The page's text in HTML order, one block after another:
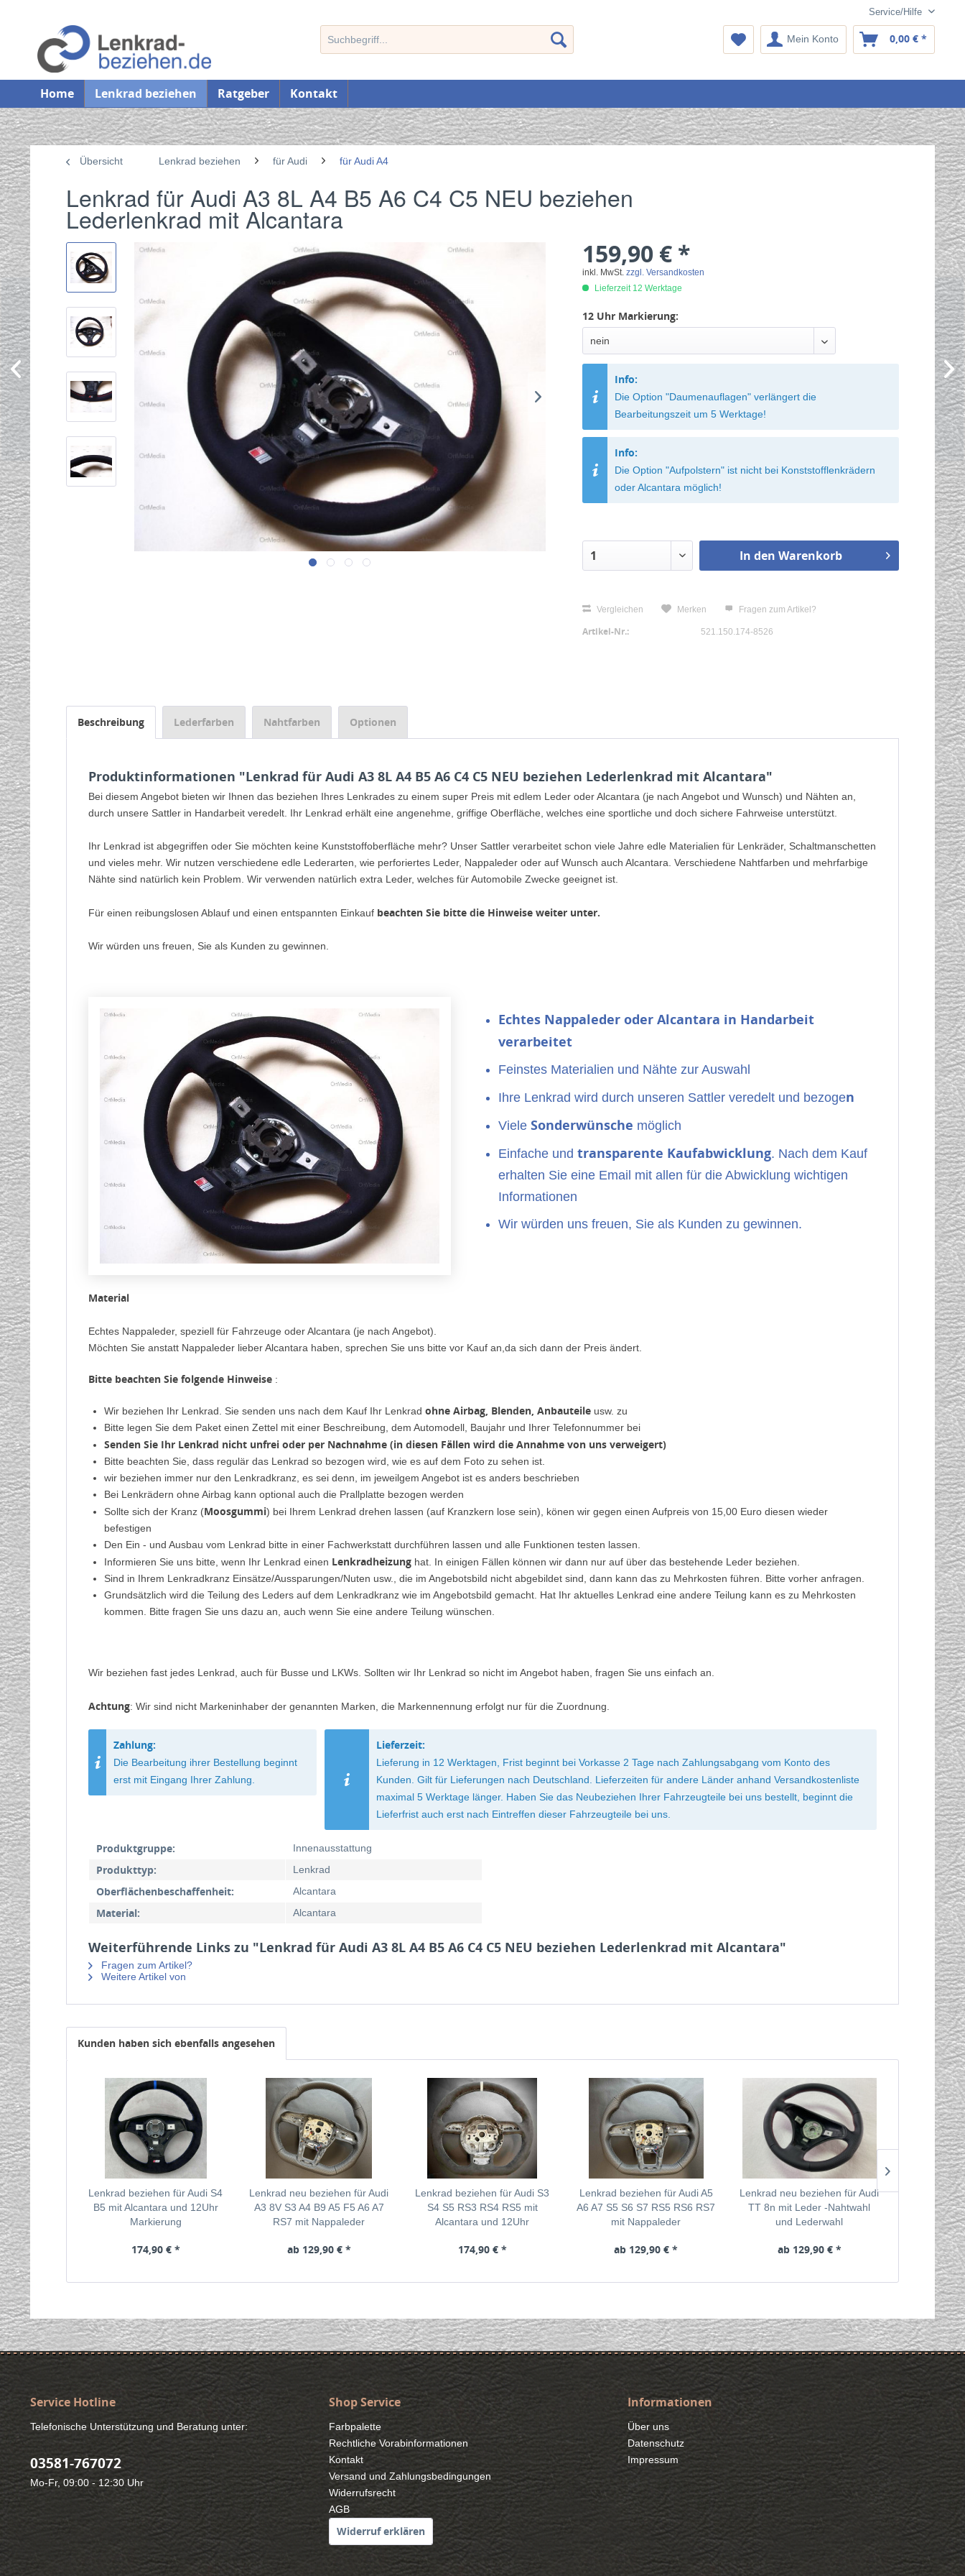
Service/Hilfe
Mein Konto 0,00 € *
Home Lenkrad beziehen Ratgeber Kontakt
Übersicht Lenkrad beziehen für Audi für Audi A4
Lenkrad für Audi A3 8L A4 B5 A6 C4 C5 NEU beziehen
Lederlenkrad mit Alcantara
159,90 € *
inkl. MwSt.zzgl. Versandkosten
Lieferzeit 12 Werktage
12 Uhr Markierung:
Info:
Die Option "Daumenauflagen" verlängert die
Bearbeitungszeit um 5 Werktage!
Info:
Die Option "Aufpolstern" ist nicht bei Konststofflenkrädern
oder Alcantara möglich!
In den Warenkorb
Fragen zum Artikel?
Vergleichen Merken
Artikel-Nr.: 521.150.174-8526
Beschreibung Lederfarben Nahtfarben Optionen
Produktinformationen "Lenkrad für Audi A3 8L A4 B5 A6 C4 C5 NEU beziehen Lederlenkrad mit Alcantara"
Bei diesem Angebot bieten wir Ihnen das beziehen Ihres Lenkrades zu einem super Preis mit edlem Leder oder Alcantara (je nach Angebot und Wunsch) und Nähten an,
durch unsere Sattler in Handarbeit veredelt. Ihr Lenkrad erhält eine angenehme, griffige Oberfläche, welches eine sportliche und doch sichere Fahrweise unterstützt.
Ihr Lenkrad ist abgegriffen oder Sie möchten keine Kunststoffoberfläche mehr? Unser Sattler verarbeitet schon viele Jahre edle Materialien für Lenkräder, Schaltmanschetten
und vieles mehr. Wir nutzen verschiedene edle Lederarten, wie perforiertes Leder, Nappaleder oder auf Wunsch auch Alcantara. Verschiedene Nahtfarben und mehrfarbige
Nähte sind natürlich kein Problem. Wir verwenden natürlich extra Leder, welches für Automobile Zwecke geeignet ist.
Für einen reibungslosen Ablauf und einen entspannten Einkauf beachten Sie bitte die Hinweise weiter unter.
Wir würden uns freuen, Sie als Kunden zu gewinnen.
Echtes Nappaleder oder Alcantara in Handarbeit
verarbeitet
Feinstes Materialien und Nähte zur Auswahl
Ihre Lenkrad wird durch unseren Sattler veredelt und bezogen
Viele Sonderwünsche möglich
Einfache und transparente Kaufabwicklung. Nach dem Kauf
erhalten Sie eine Email mit allen für die Abwicklung wichtigen
Informationen
Wir würden uns freuen, Sie als Kunden zu gewinnen.
Material
Echtes Nappaleder, speziell für Fahrzeuge oder Alcantara (je nach Angebot).
Möchten Sie anstatt Nappaleder lieber Alcantara haben, sprechen Sie uns bitte vor Kauf an,da sich dann der Preis ändert.
Bitte beachten Sie folgende Hinweise :
Wir beziehen Ihr Lenkrad. Sie senden uns nach dem Kauf Ihr Lenkrad ohne Airbag, Blenden, Anbauteile usw. zu
Bitte legen Sie dem Paket einen Zettel mit einer Beschreibung, dem Automodell, Baujahr und Ihrer Telefonnummer bei
Senden Sie Ihr Lenkrad nicht unfrei oder per Nachnahme (in diesen Fällen wird die Annahme von uns verweigert)
Bitte beachten Sie, dass regulär das Lenkrad so bezogen wird, wie es auf dem Foto zu sehen ist.
wir beziehen immer nur den Lenkradkranz, es sei denn, im jeweilgem Angebot ist es anders beschrieben
Bei Lenkrädern ohne Airbag kann optional auch die Prallplatte bezogen werden
Sollte sich der Kranz (Moosgummi) bei Ihrem Lenkrad drehen lassen (auf Kranzkern lose sein), könen wir gegen einen Aufpreis von 15,00 Euro diesen wieder
befestigen
Den Ein - und Ausbau vom Lenkrad bitte in einer Fachwerkstatt durchführen lassen und alle Funktionen testen lassen.
Informieren Sie uns bitte, wenn Ihr Lenkrad einen Lenkradheizung hat. In einigen Fällen können wir dann nur auf über das bestehende Leder beziehen.
Sind in Ihrem Lenkradkranz Einsätze/Aussparungen/Nuten usw., die im Angebotsbild nicht abgebildet sind, dann kann das zu Mehrkosten führen. Bitte vorher anfragen.
Grundsätzlich wird die Teilung des Leders auf dem Lenkradkranz wie im Angebotsbild gemacht. Hat Ihr aktuelles Lenkrad eine andere Teilung kann es zu Mehrkosten
kommen. Bitte fragen Sie uns dazu an, auch wenn Sie eine andere Teilung wünschen.
Wir beziehen fast jedes Lenkrad, auch für Busse und LKWs. Sollten wir Ihr Lenkrad so nicht im Angebot haben, fragen Sie uns einfach an.
Achtung: Wir sind nicht Markeninhaber der genannten Marken, die Markennennung erfolgt nur für die Zuordnung.
Zahlung:
Die Bearbeitung ihrer Bestellung beginnt
erst mit Eingang Ihrer Zahlung.
Lieferzeit:
Lieferung in 12 Werktagen, Frist beginnt bei Vorkasse 2 Tage nach Zahlungsabgang vom Konto des
Kunden. Gilt für Lieferungen nach Deutschland. Lieferzeiten für andere Länder anhand Versandkostenliste
maximal 5 Werktage länger. Haben Sie das Neubeziehen Ihrer Fahrzeugteile bei uns bestellt, beginnt die
Lieferfrist auch erst nach Eintreffen dieser Fahrzeugteile bei uns.
Produktgruppe: Innenausstattung
Produkttyp: Lenkrad
Oberflächenbeschaffenheit: Alcantara
Material: Alcantara
Weiterführende Links zu "Lenkrad für Audi A3 8L A4 B5 A6 C4 C5 NEU beziehen Lederlenkrad mit Alcantara"
Fragen zum Artikel?
Weitere Artikel von
Kunden haben sich ebenfalls angesehen
Lenkrad beziehen für Audi S4
B5 mit Alcantara und 12Uhr
Markierung
174,90 € *
Lenkrad neu beziehen für Audi
A3 8V S3 A4 B9 A5 F5 A6 A7
RS7 mit Nappaleder
ab 129,90 € *
Lenkrad beziehen für Audi S3
S4 S5 RS3 RS4 RS5 mit
Alcantara und 12Uhr
174,90 € *
Lenkrad beziehen für Audi A5
A6 A7 S5 S6 S7 RS5 RS6 RS7
mit Nappaleder
ab 129,90 € *
Lenkrad neu beziehen für Audi
TT 8n mit Leder -Nahtwahl
und Lederwahl
ab 129,90 € *
Lenkrad
A3 8P
Uhr
251,51
Service Hotline
Telefonische Unterstützung und Beratung unter:
03581-767072
Mo-Fr, 09:00 - 12:30 Uhr
Shop Service
Farbpalette
Rechtliche Vorabinformationen
Kontakt
Versand und Zahlungsbedingungen
Widerrufsrecht
AGB
Widerruf erklären
Informationen
Über uns
Datenschutz
Impressum